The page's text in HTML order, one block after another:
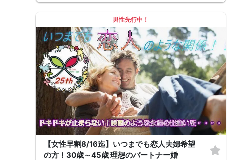
男性先行中！
【女性早割8/16迄】いつまでも恋人夫婦希望
の方！30歳～45歳 理想のパートナー婚